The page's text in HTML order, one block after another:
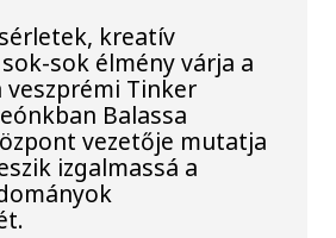
kreatív
sok élmény várja a
Tinker
Balassa
vezetője mutatja
izgalmassá a